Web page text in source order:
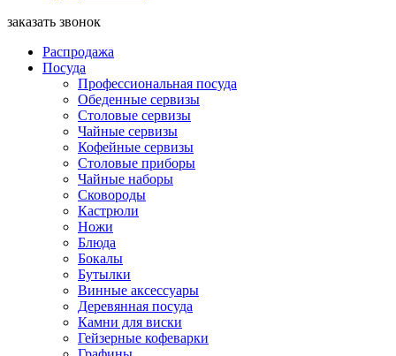
заказать звонок
Распродажа
Посуда
Профессиональная посуда
Обеденные сервизы
Столовые сервизы
Чайные сервизы
Кофейные сервизы
Столовые приборы
Чайные наборы
Сковороды
Кастрюли
Ножи
Блюда
Бокалы
Бутылки
Винные аксессуары
Деревянная посуда
Камни для виски
Гейзерные кофеварки